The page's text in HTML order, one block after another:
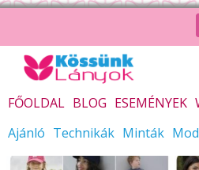
FŐOLDAL BLOG ESEMÉNYEK
Ajánló Technikák Minták